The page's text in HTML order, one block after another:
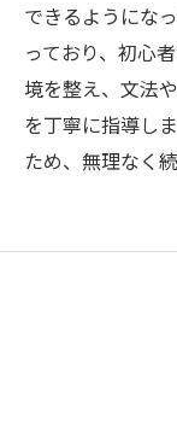
できるようにな
っており、初心
境を整え、文法
を丁寧に指導し
ため、無理なく